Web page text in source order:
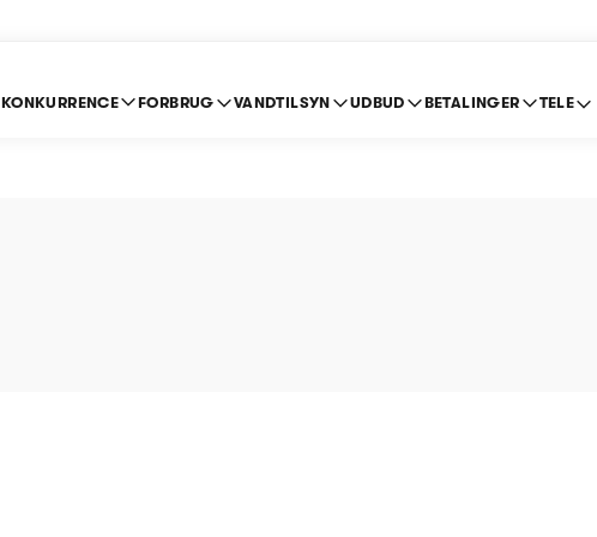
KONKURRENCE FORBRUG VANDTILSYN UDBUD BETALINGER TELE